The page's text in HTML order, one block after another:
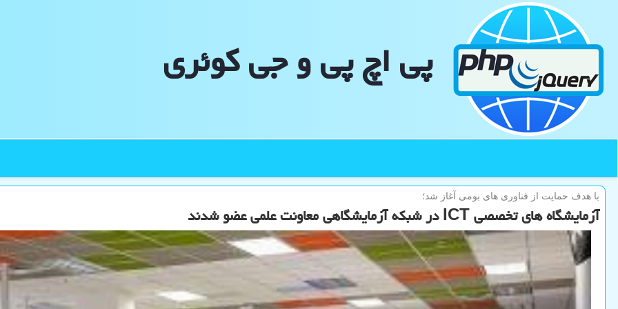
پی اچ پی و جی كوئری
با هدف حمایت از فناوری های بومی آغاز شد؛
آزمایشگاه های تخصصی ICT در شبكه آزمایشگاهی معاونت علمی عضو شدند